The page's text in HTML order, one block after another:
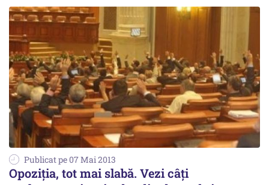
Publicat pe 07 Mai 2013
Opoziția, tot mai slabă. Vezi câți